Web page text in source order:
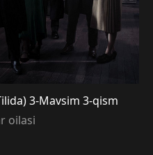
3-Mavsim 3-qism
oilasi